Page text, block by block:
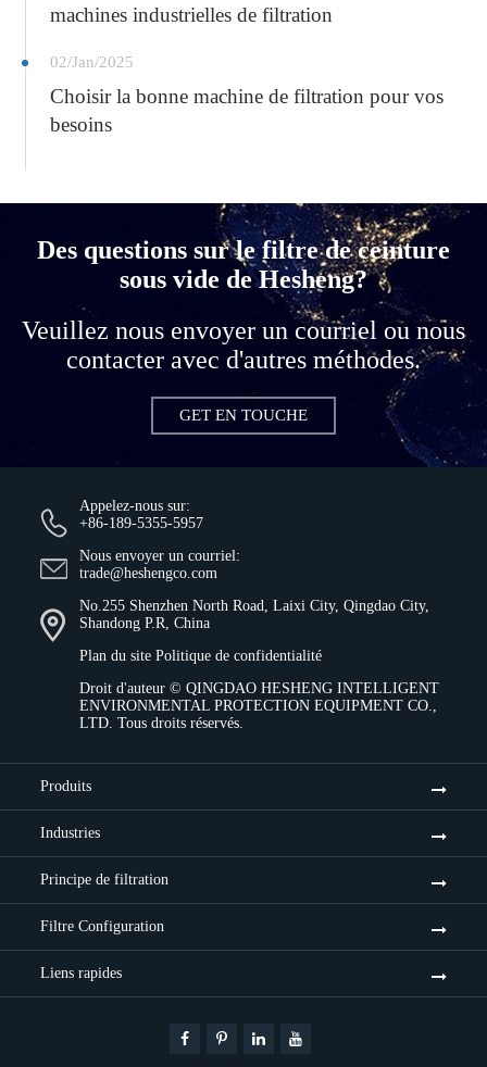
machines industrielles de filtration
02/Jan/2025
Choisir la bonne machine de filtration pour vos
besoins
Des questions sur le filtre de ceinture
sous vide de Hesheng?
Veuillez nous envoyer un courriel ou nous
contacter avec d'autres méthodes.
GET EN TOUCHE
Appelez-nous sur:
+86-189-5355-5957
Nous envoyer un courriel:
trade@heshengco.com
No.255 Shenzhen North Road, Laixi City, Qingdao City,
Shandong P.R, China
Plan du site Politique de confidentialité
Droit d'auteur © QINGDAO HESHENG INTELLIGENT
ENVIRONMENTAL PROTECTION EQUIPMENT CO.,
LTD. Tous droits réservés.
Produits
Industries
Principe de filtration
Filtre Configuration
Liens rapides